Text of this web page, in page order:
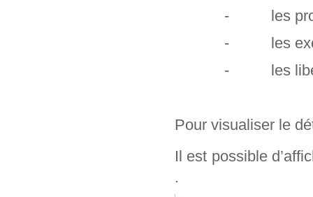
- les
- les
- les
Pour visualiser le
Il est possible
.